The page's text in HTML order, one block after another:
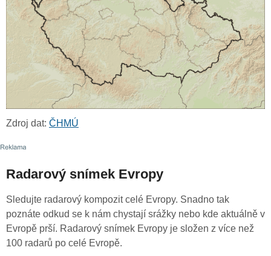
Zdroj dat: ČHMÚ
Radarový snímek Evropy
Sledujte radarový kompozit celé Evropy. Snadno tak
poznáte odkud se k nám chystají srážky nebo kde aktuálně v
Evropě prší. Radarový snímek Evropy je složen z více než
100 radarů po celé Evropě.